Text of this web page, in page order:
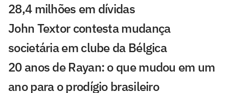
28,4 milhões em dívidas
John Textor contesta mudança
societária em clube da Bélgica
20 anos de Rayan: o que mudou em um
ano para o prodígio brasileiro